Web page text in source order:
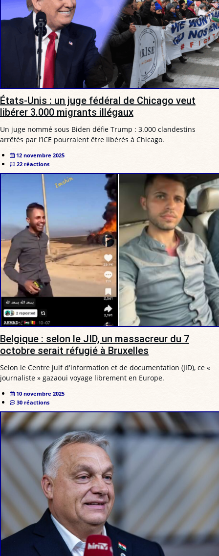
États-Unis : un juge fédéral de Chicago veut
libérer 3.000 migrants illégaux
Un juge nommé sous Biden défie Trump : 3.000 clandestins
arrêtés par l’ICE pourraient être libérés à Chicago.
12 novembre 2025
22 réactions
Belgique : selon le JID, un massacreur du 7
octobre serait réfugié à Bruxelles
Selon le Centre juif d'information et de documentation (JID), ce «
journaliste » gazaoui voyage librement en Europe.
10 novembre 2025
30 réactions